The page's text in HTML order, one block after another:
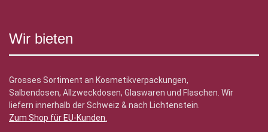
Wir bieten
Grosses Sortiment an Kosmetikverpackungen,
Salbendosen, Allzweckdosen, Glaswaren und Flaschen. Wir
liefern innerhalb der Schweiz & nach Lichtenstein.
Zum Shop für EU-Kunden.